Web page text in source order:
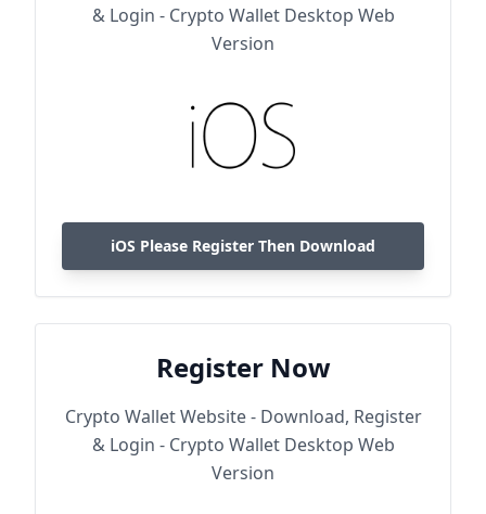
& Login - Crypto Wallet Desktop Web
Version
iOS Please Register Then Download
Register Now
Crypto Wallet Website - Download, Register
& Login - Crypto Wallet Desktop Web
Version